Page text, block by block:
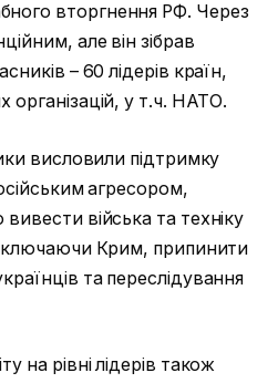
вторгнення РФ. Через
але він зібрав
– 60 лідерів країн,
організацій, у т.ч. НАТО.
висловили підтримку
агресором,
війська та техніку
Крим, припинити
та переслідування
на рівні лідерів також